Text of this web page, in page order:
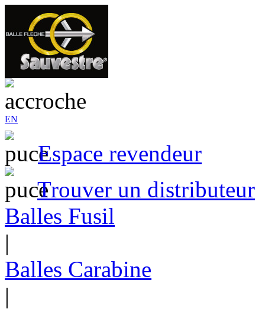
EN
Espace revendeur
Trouver un distributeur
Balles Fusil
|
Balles Carabine
|